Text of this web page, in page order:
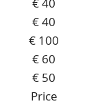
€ 40
€ 100
€ 60
€ 50
Price